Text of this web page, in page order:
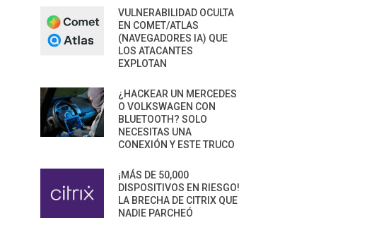
VULNERABILIDAD OCULTA
EN COMET/ATLAS
(NAVEGADORES IA) QUE
LOS ATACANTES
EXPLOTAN
¿HACKEAR UN MERCEDES
O VOLKSWAGEN CON
BLUETOOTH? SOLO
NECESITAS UNA
CONEXIÓN Y ESTE TRUCO
¡MÁS DE 50,000
DISPOSITIVOS EN RIESGO!
LA BRECHA DE CITRIX QUE
NADIE PARCHEÓ